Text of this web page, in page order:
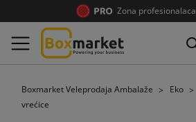
Zona profesionalaca
Boxmarket Veleprodaja Ambalaže Eko
vrećice